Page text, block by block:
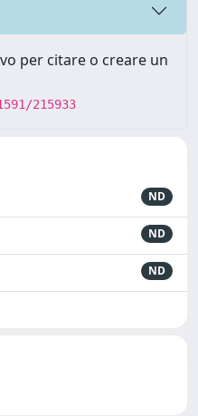
per citare o creare un
215933
ND
ND
ND